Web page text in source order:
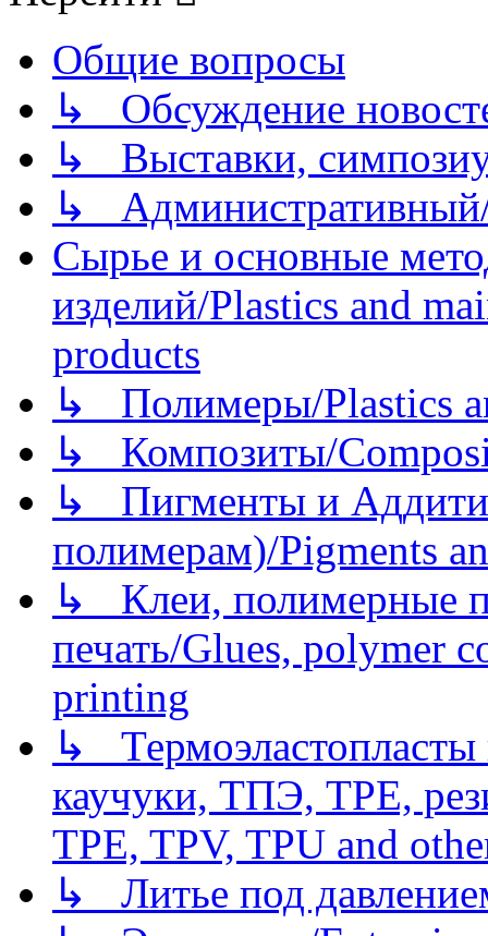
Общие вопросы
↳ Обсуждение
↳ Выставки,
↳
Сырье и основные
изделий/Plastics and
products
↳ Полимеры/Plastics
↳ Композиты/
↳ Пигменты и
полимерам)/Pigments
↳ Клеи, полимерные
печать/Glues, polymer
printing
↳
каучуки, ТПЭ, TPE,
TPE, TPV, TPU and
↳ Литье под